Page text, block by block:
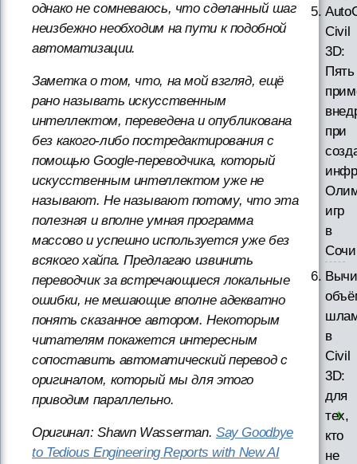
однако не сомневаюсь, что сделанный шаг
неизбежно необходим на пути к подобной
автоматизации.
Заметка о том, что, на мой взгляд, ещё
рано называть искусственным
интеллектом, переведена и опубликована
без какого-либо постредактирования с
помощью Google-переводчика, который
искусственным интеллектом уже не
называют. Не называют потому, что эта
полезная и вполне умная программа
массово и успешно используется уже без
всякого хайпа. Предлагаю извинить
переводчик за встречающиеся локальные
ошибки, не мешающие вполне адекватно
понять сказанное автором. Некоторым
читателям покажется интересным
сопоставить автоматический перевод с
оригиналом, который мы для этого
приводим параллельно.
Оригинал: Shawn Wasserman. Say Goodbye
to Tedious Engineering Reports with New AI
Civil
3D:
Пять
при
игр
в
Сочи
в
Civil
3D:
для
тех,
кто
не